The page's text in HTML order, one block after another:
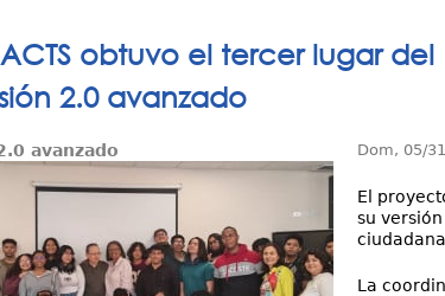
obtuvo el tercer lugar
2.0 avanzado
avanzado Dom, 05/
El
su
La